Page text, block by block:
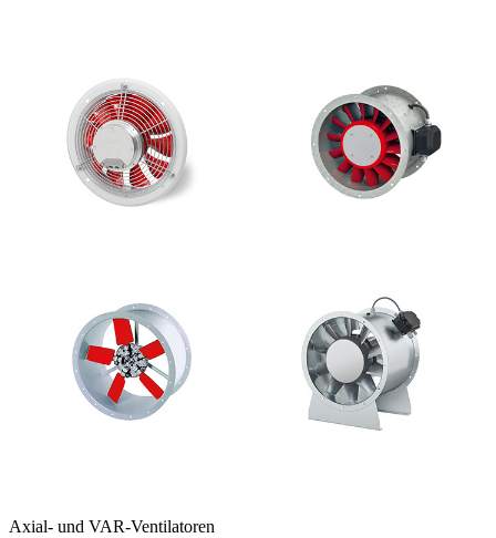
Axial- und VAR-Ventilatoren